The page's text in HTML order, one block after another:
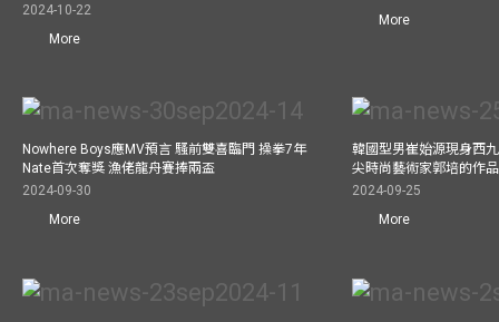
2024-10-22
More
More
Nowhere Boys應MV預言 騷前雙喜臨門 操拳7年
Nate首次奪獎 漁佬龍舟賽捧兩盃
2024-09-30
More
韓國型男崔始源現身西
尖時尚藝術家郭培的作
2024-09-25
More